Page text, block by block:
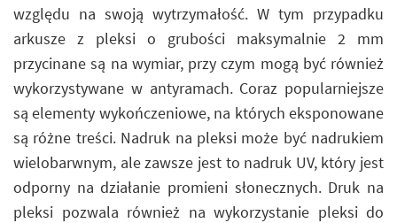
względu na swoją wytrzymałość. W tym przypadku
arkusze z pleksi o grubości maksymalnie 2 mm
przycinane są na wymiar, przy czym mogą być również
wykorzystywane w antyramach. Coraz popularniejsze
są elementy wykończeniowe, na których eksponowane
są różne treści. Nadruk na pleksi może być nadrukiem
wielobarwnym, ale zawsze jest to nadruk UV, który jest
odporny na działanie promieni słonecznych. Druk na
pleksi pozwala również na wykorzystanie pleksi do